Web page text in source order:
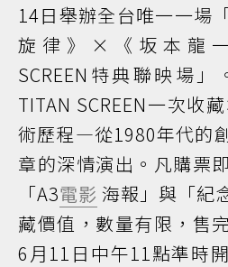
14日舉辦全台唯一一場
旋律》×《坂本龍
SCREEN特典聯映場
TITAN SCREEN一次收
術歷程—從1980年代的
章的深情演出。凡購票
「A3電影 海報」與「紀
藏價值，數量有限，售
6月11日中午11點準時